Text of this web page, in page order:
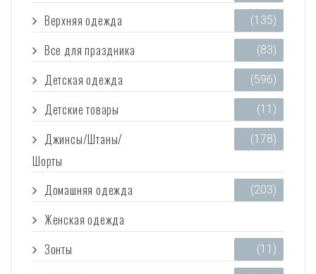
Верхняя одежда (135)
Все для праздника (83)
Детская одежда (596)
Детские товары (11)
Джинсы/Штаны/
Шорты
(178)
Домашняя одежда (203)
Женская одежда
Зонты (11)